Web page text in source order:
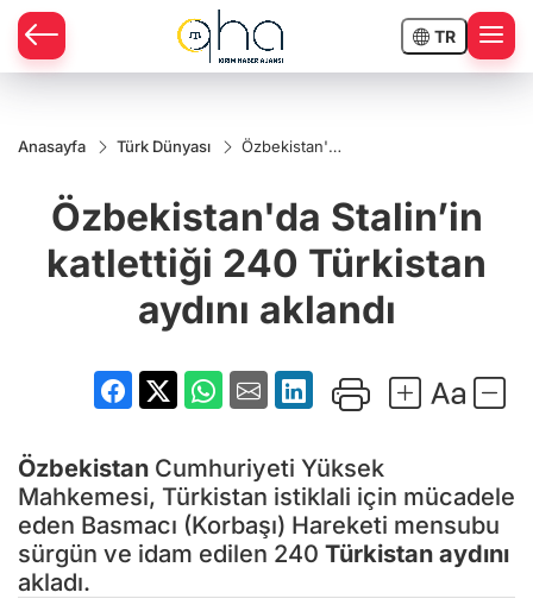
TR
Anasayfa Türk Dünyası
Özbekistan'da
Türkistan
aydını aklandı
Özbekistan'da Stalin’in
katlettiği 240 Türkistan
aydını aklandı
Özbekistan Cumhuriyeti Yüksek
Mahkemesi, Türkistan istiklali için mücadele
eden Basmacı (Korbaşı) Hareketi mensubu
sürgün ve idam edilen 240 Türkistan aydını
akladı.